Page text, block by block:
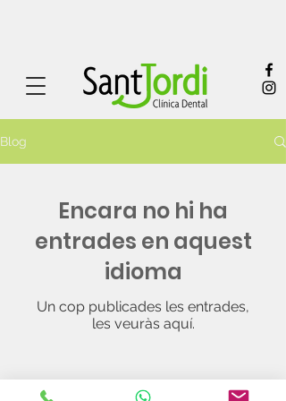
Blog
Encara no hi ha
entrades en aquest
idioma
Un cop publicades les entrades,
les veuràs aquí.